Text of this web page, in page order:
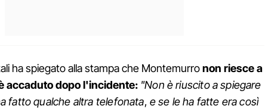
ha spiegato alla stampa che Montemurronon riesce a
accaduto dopo l'incidente: "Non è riuscito a spiegare
fatto qualche altra telefonata, e se le ha fatte era così